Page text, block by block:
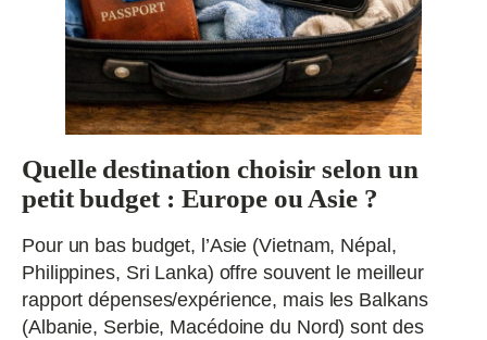
Quelle destination choisir selon un
petit budget : Europe ou Asie ?
Pour un bas budget, l’Asie (Vietnam, Népal,
Philippines, Sri Lanka) offre souvent le meilleur
rapport dépenses/expérience, mais les Balkans
(Albanie, Serbie, Macédoine du Nord) sont des